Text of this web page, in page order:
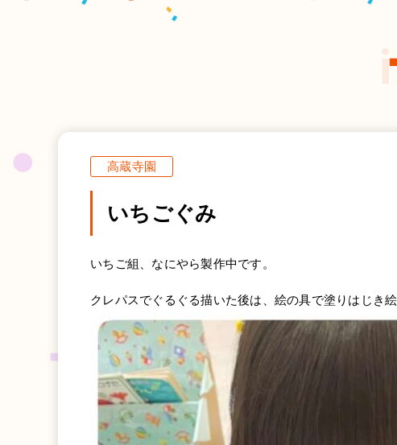
高蔵寺園
いちごぐみ
いちご組、なにやら製作中です。
クレパスでぐるぐる描いた後は、絵の具で塗りはじき